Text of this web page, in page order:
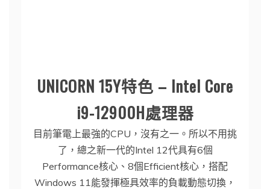
UNICORN 15Y特色 – Intel Core
i9-12900H處理器
目前筆電上最強的CPU，沒有之一。所以不用挑
了，總之新一代的Intel 12代具有6個
Performance核心、8個Efficient核心，搭配
Windows 11能發揮極具效率的負載動態切換，